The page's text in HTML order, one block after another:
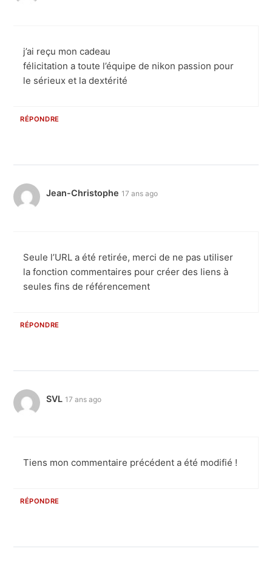
j’ai reçu mon cadeau
félicitation a toute l’équipe de nikon passion pour
le sérieux et la dextérité
RÉPONDRE
Jean-Christophe 17 ans ago
Seule l’URL a été retirée, merci de ne pas utiliser
la fonction commentaires pour créer des liens à
seules fins de référencement
RÉPONDRE
SVL 17 ans ago
Tiens mon commentaire précédent a été modifié !
RÉPONDRE